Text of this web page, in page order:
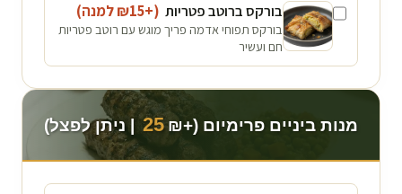
בורקס ברוטב פטריות (+₪
15 למנה)
בורקס תפוחי אדמה פריך מוגש עם רוטב פטריות
חם ועשיר
מנות ביניים פרימיום (+₪ 25 | ניתן לפצל)